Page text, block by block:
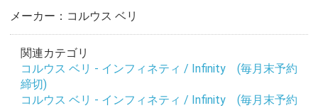
メーカー：コルウス ベリ
関連カテゴリ
コルウス ベリ - インフィネティ / Infinity (毎月末予約
締切)
コルウス ベリ - インフィネティ / Infinity (毎月末予約